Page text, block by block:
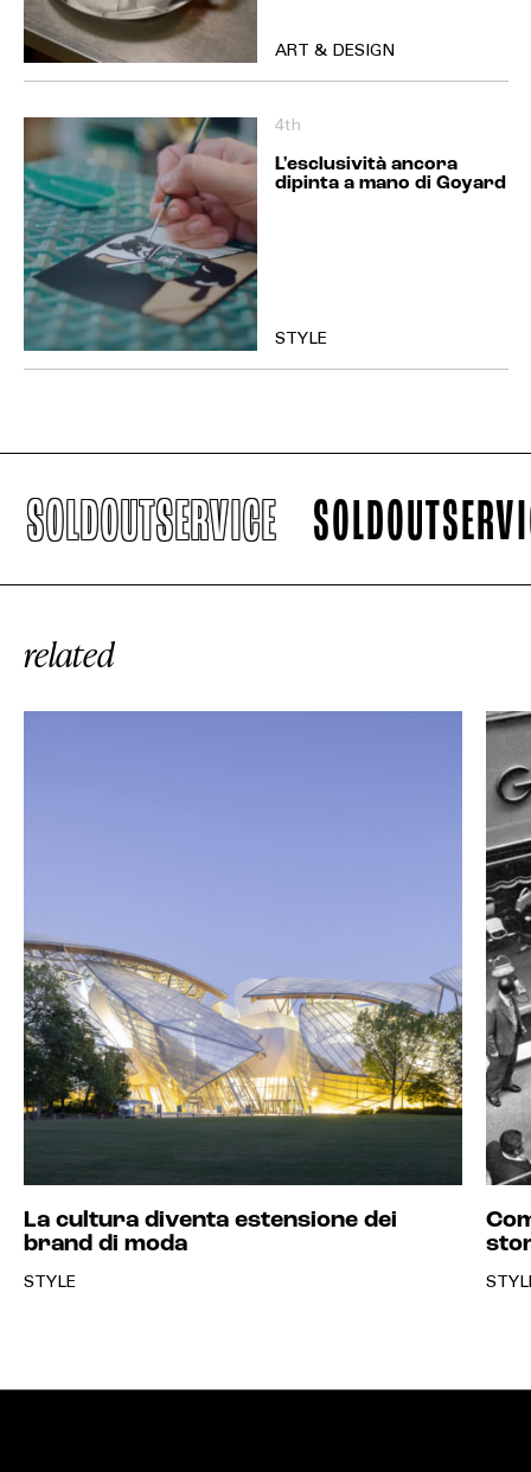
ART & DESIGN
4th
L'esclusività ancora
dipinta a mano di Goyard
STYLE
SOLDOUTSERVICE
related
La cultura diventa estensione dei
brand di moda
STYLE